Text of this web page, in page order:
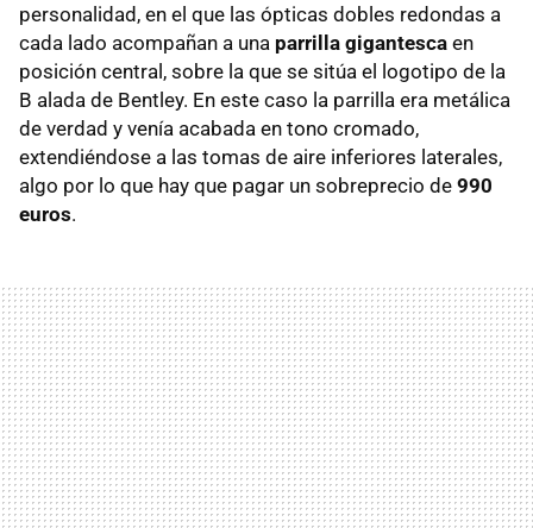
personalidad, en el que las ópticas dobles redondas a
cada lado acompañan a una parrilla gigantesca en
posición central, sobre la que se sitúa el logotipo de la
B alada de Bentley. En este caso la parrilla era metálica
de verdad y venía acabada en tono cromado,
extendiéndose a las tomas de aire inferiores laterales,
algo por lo que hay que pagar un sobreprecio de 990
euros.